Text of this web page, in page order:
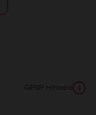
GPSR Hinweis i